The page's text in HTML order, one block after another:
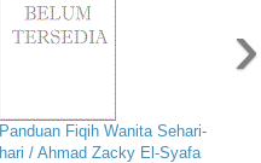
Panduan Fiqih Wanita Sehari-
hari / Ahmad Zacky El-Syafa
›